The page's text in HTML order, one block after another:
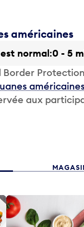
américaines
normal 0 - 5
Border
aux